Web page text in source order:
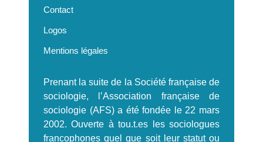
Contact
Logos
Mentions légales
Prenant la suite de la Société française de
sociologie, l’Association française de
sociologie (AFS) a été fondée le 22 mars
2002. Ouverte à tou.t.es les sociologues
francophones quel que soit leur statut ou